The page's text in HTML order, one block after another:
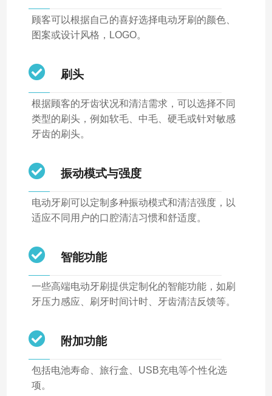
顾客可以根据自己的喜好选择电动牙刷的颜色、
图案或设计风格，LOGO。
刷头
根据顾客的牙齿状况和清洁需求，可以选择不同
类型的刷头，例如软毛、中毛、硬毛或针对敏感
牙齿的刷头。
振动模式与强度
电动牙刷可以定制多种振动模式和清洁强度，以
适应不同用户的口腔清洁习惯和舒适度。
智能功能
一些高端电动牙刷提供定制化的智能功能，如刷
牙压力感应、刷牙时间计时、牙齿清洁反馈等。
附加功能
包括电池寿命、旅行盒、USB充电等个性化选
项。